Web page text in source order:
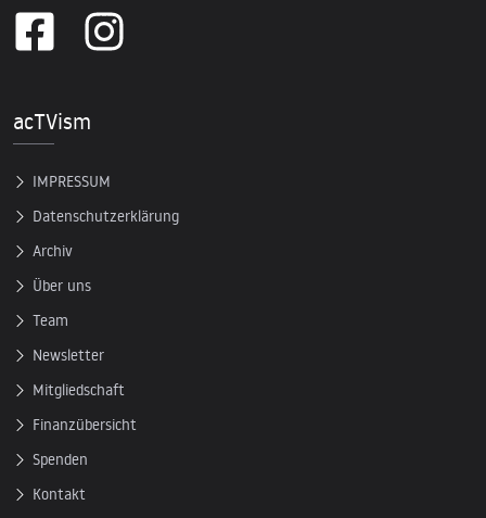
acTVism
IMPRESSUM
Datenschutzerklärung
Archiv
Über uns
Team
Newsletter
Mitgliedschaft
Finanzübersicht
Spenden
Kontakt